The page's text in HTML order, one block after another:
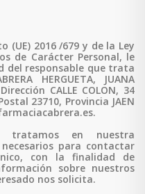
(UE) 2016 /679 y de la Ley
de Carácter Personal, le
del responsable que trata
HERGUETA, JUANA
CALLE COLON, 34
23710, Provincia JAEN
tratamos en nuestra
para contactar
con la finalidad de
sobre nuestros
nos solicita.